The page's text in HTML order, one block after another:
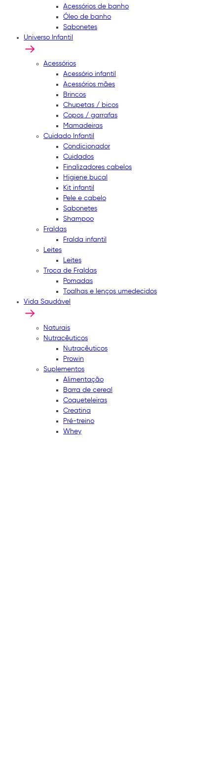
Acessórios de banho
Óleo de banho
Sabonetes
Universo Infantil
Acessórios
Acessório infantil
Acessórios mães
Brincos
Chupetas / bicos
Copos / garrafas
Mamadeiras
Cuidado Infantil
Condicionador
Cuidados
Finalizadores cabelos
Higiene bucal
Kit infantil
Pele e cabelo
Sabonetes
Shampoo
Fraldas
Fralda infantil
Leites
Leites
Troca de Fraldas
Pomadas
Toalhas e lenços umedecidos
Vida Saudável
Naturais
Nutracêuticos
Nutracêuticos
Prowin
Suplementos
Alimentação
Barra de cereal
Coqueteleiras
Creatina
Pré-treino
Whey